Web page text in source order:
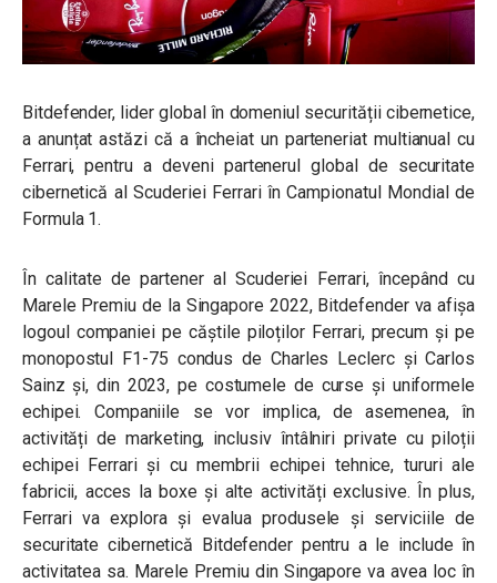
Bitdefender, lider global în domeniul securității cibernetice,
a anunțat astăzi că a încheiat un parteneriat multianual cu
Ferrari, pentru a deveni partenerul global de securitate
cibernetică al Scuderiei Ferrari în Campionatul Mondial de
Formula 1.
În calitate de partener al Scuderiei Ferrari, începând cu
Marele Premiu de la Singapore 2022, Bitdefender va afișa
logoul companiei pe căștile piloților Ferrari, precum și pe
monopostul F1-75 condus de Charles Leclerc și Carlos
Sainz și, din 2023, pe costumele de curse și uniformele
echipei. Companiile se vor implica, de asemenea, în
activități de marketing, inclusiv întâlniri private cu piloții
echipei Ferrari și cu membrii echipei tehnice, tururi ale
fabricii, acces la boxe și alte activități exclusive. În plus,
Ferrari va explora și evalua produsele și serviciile de
securitate cibernetică Bitdefender pentru a le include în
activitatea sa. Marele Premiu din Singapore va avea loc în